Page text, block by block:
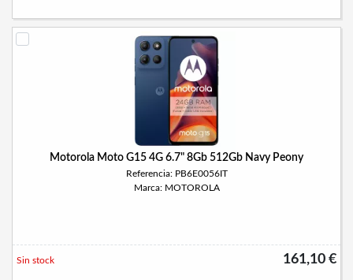
Motorola Moto G15 4G 6.7" 8Gb 512Gb Navy Peony
Referencia: PB6E0056IT
Marca: MOTOROLA
161,10 €
Sin stock